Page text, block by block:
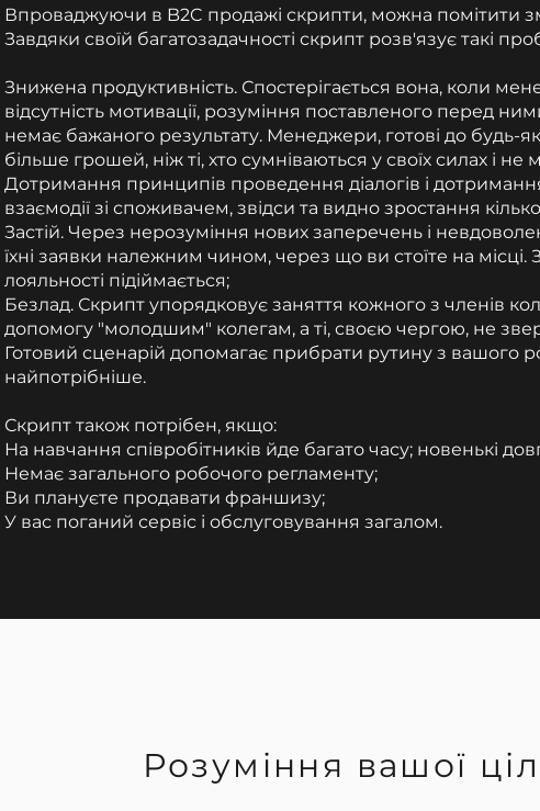
Впроваджуючи в B2C продажі скрипти, можна помітити
Завдяки своїй багатозадачності скрипт розв'язує такі
Знижена продуктивність. Спостерігається вона, коли
відсутність мотивації, розуміння поставленого перед
немає бажаного результату. Менеджери, готові до будь-
більше грошей, ніж ті, хто сумніваються у своїх силах і
Дотримання принципів проведення діалогів і
взаємодії зі споживачем, звідси та видно зростання
Застій. Через нерозуміння нових заперечень і
їхні заявки належним чином, через що ви стоїте на місці.
лояльності підіймається;
Безлад. Скрипт упорядковує заняття кожного з членів
допомогу "молодшим" колегам, а ті, своєю чергою, не
Готовий сценарій допомагає прибрати рутину з
найпотрібніше.
Скрипт також потрібен, якщо:
На навчання співробітників йде багато часу; новенькі
Немає загального робочого регламенту;
Ви плануєте продавати франшизу;
У вас поганий сервіс і обслуговування загалом.
Розуміння вашої